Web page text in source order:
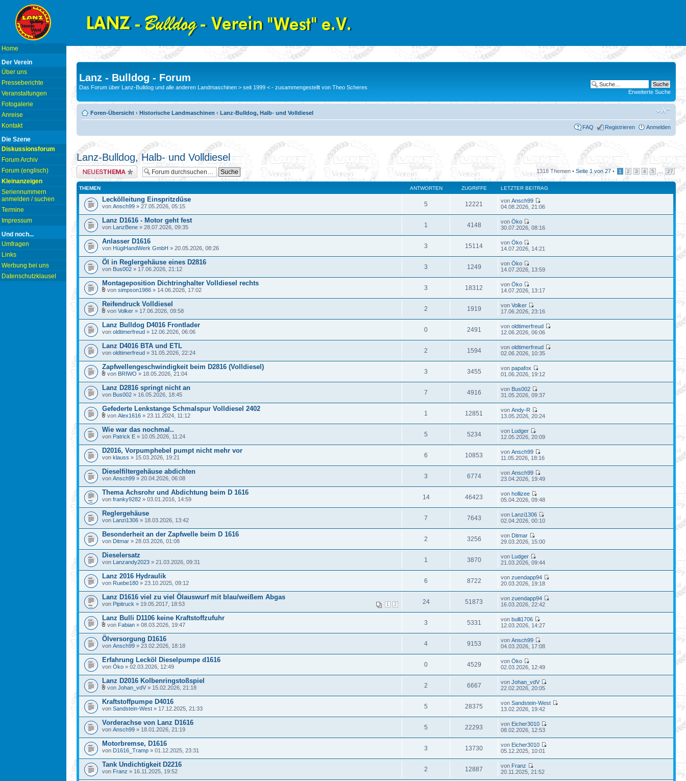
Home
Der Verein
Über uns
Presseberichte
Veranstaltungen
Fotogalerie
Anreise
Kontakt
Die Szene
Diskussionsforum
Forum Archiv
Forum (englisch)
Kleinanzeigen
Seriennummern
anmelden / suchen
Termine
Impressum
Und noch...
Umfragen
Links
Werbung bei uns
Datenschutzklausel
Lanz - Bulldog - Forum
Das Forum über Lanz-Bulldog und alle anderen Landmaschinen > seit 1999 < - zusammengestellt von Theo Scheres
Erweiterte Suche
Foren-Übersicht ‹ Historische Landmaschinen ‹ Lanz-Bulldog, Halb- und Volldiesel
FAQ Registrieren Anmelden
Lanz-Bulldog, Halb- und Volldiesel
Neues Thema erstellen 1318 Themen • Seite1 von 27 • 1 2 3 4 5 27
THEMEN ANTWORTEN ZUGRIFFE LETZTER BEITRAG
Leckölleitung Einspritzdüse
von Ansch99 » 27.05.2026, 05:15 5 12221 vonAnsch99
04.08.2026, 21:06
Lanz D1616 - Motor geht fest
von LanzBene » 28.07.2026, 09:35 1 4148 vonÖko
30.07.2026, 08:16
Anlasser D1616
von HügiHandWerk GmbH » 20.05.2026, 08:26 3 15114 vonÖko
14.07.2026, 14:21
Öl in Reglergehäuse eines D2816
von Bus002 » 17.06.2026, 21:12 3 1249 vonÖko
14.07.2026, 13:59
Montageposition Dichtringhalter Volldiesel rechts
von simpson1986 » 14.06.2026, 17:02 3 18312 vonÖko
14.07.2026, 13:17
Reifendruck Volldiesel
von Volker » 17.06.2026, 09:58 2 1919 vonVolker
17.06.2026, 23:16
Lanz Bulldog D4016 Frontlader
von oldtimerfreud » 12.06.2026, 06:06 0 2491 vonoldtimerfreud
12.06.2026, 06:06
Lanz D4016 BTA und ETL
von oldtimerfreud » 31.05.2026, 22:24 2 1594 vonoldtimerfreud
02.06.2026, 10:35
Zapfwellengeschwindigkeit beim D2816 (Volldiesel)
von BRIWO » 18.05.2026, 21:04 3 3455 vonpapafox
01.06.2026, 19:12
Lanz D2816 springt nicht an
von Bus002 » 16.05.2026, 18:45 7 4916 von Bus002
31.05.2026, 09:37
Gefederte Lenkstange Schmalspur Volldiesel 2402
von Alex1616 » 23.11.2024, 11:12 1 12851 vonAndy-R
13.05.2026, 20:24
Wie war das nochmal..
von Patrick E » 10.05.2026, 11:24 5 5234 von Ludger
12.05.2026, 20:09
D2016, Vorpumphebel pumpt nicht mehr vor
von klauss » 15.03.2026, 19:21 6 10853 vonAnsch99
11.05.2026, 18:16
Dieselfiltergehäuse abdichten
von Ansch99 » 20.04.2026, 06:08 3 6774 vonAnsch99
23.04.2026, 19:49
Thema Achsrohr und Abdichtung beim D 1616
von franky9282 » 03.01.2016, 14:59 14 46423 vonhollizee
05.04.2026, 09:48
Reglergehäuse
von Lanzi1306 » 18.03.2026, 13:42 7 7643 von Lanzi1306
02.04.2026, 00:10
Besonderheit an der Zapfwelle beim D 1616
von Ditmar » 28.03.2026, 01:08 2 3256 von Ditmar
29.03.2026, 15:00
Dieselersatz
von Lanzandy2023 » 21.03.2026, 09:31 1 3870 von Ludger
21.03.2026, 09:44
Lanz 2016 Hydraulik
von Ruebe180 » 23.10.2025, 09:12 6 8722 vonzuendapp94
20.03.2026, 19:18
Lanz D1616 viel zu viel Ölauswurf mit blau/weißem Abgas
1 2
von Pipitruck » 19.05.2017, 18:53 24 51873 vonzuendapp94
16.03.2026, 22:42
Lanz Bulli D1106 keine Kraftstoffzufuhr
von Fabian » 08.03.2026, 19:47 3 5331 vonbulli1706
12.03.2026, 14:27
Ölversorgung D1616
von Ansch99 » 23.02.2026, 18:18 4 9153 vonAnsch99
04.03.2026, 17:08
Erfahrung Lecköl Dieselpumpe d1616
von Öko » 02.03.2026, 12:49 0 4529 vonÖko
02.03.2026, 12:49
Lanz D2016 Kolbenringstoßspiel
von Johan_vdV » 15.02.2026, 21:18 2 6667 vonJohan_vdV
22.02.2026, 20:05
Kraftstoffpumpe D4016
von Sandstein-West » 17.12.2025, 21:33 5 28375 vonSandstein-West
13.02.2026, 19:42
Vorderachse von Lanz D1616
von Ansch99 » 18.01.2026, 21:19 5 22293 von Eicher3010
08.02.2026, 12:53
Motorbremse, D1616
von D1616_Tramp » 01.12.2025, 23:31 3 13730 von Eicher3010
05.12.2025, 10:01
Tank Undichtigkeit D2216
von Franz » 16.11.2025, 19:52 2 12887 von Franz
20.11.2025, 21:52